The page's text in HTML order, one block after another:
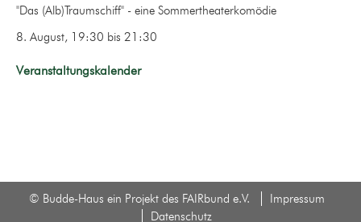
"Das (Alb)Traumschiff" - eine Sommertheaterkomödie
8. August, 19:30 bis 21:30
Veranstaltungskalender
© Budde-Haus ein Projekt des FAIRbund e.V.
Impressum
Datenschutz